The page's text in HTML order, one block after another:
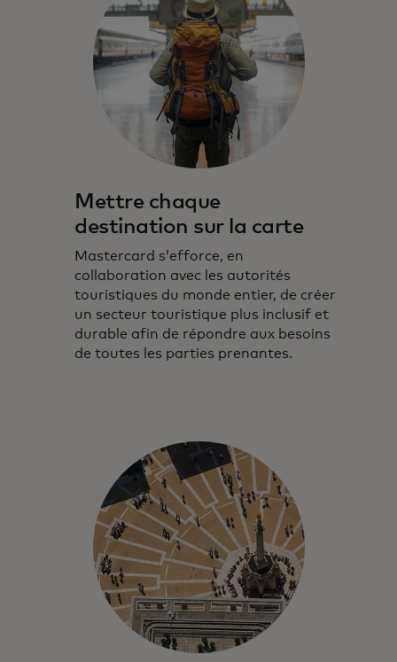
Mettre chaque
destination sur la carte
Mastercard s’efforce, en
collaboration avec les autorités
touristiques du monde entier, de créer
un secteur touristique plus inclusif et
durable afin de répondre aux besoins
de toutes les parties prenantes.